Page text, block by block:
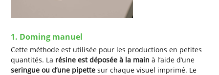
1. Doming manuel
Cette méthode est utilisée pour les productions en petites
quantités. La résine est déposée à la main à l’aide d’une
seringue ou d’une pipette sur chaque visuel imprimé. Le